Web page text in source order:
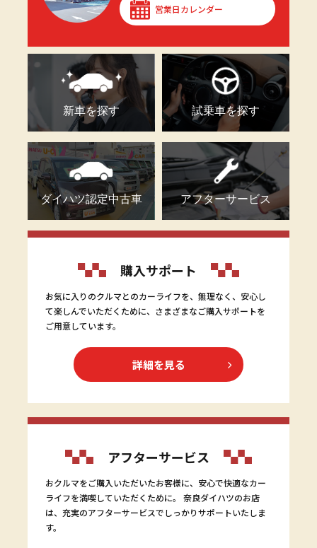
営業日カレンダー
新車を探す 試乗車を探す
ダイハツ認定中古車 アフターサービス
購入サポート
お気に入りのクルマとのカーライフを、無理なく、安心し
て楽しんでいただくために、さまざまなご購入サポートを
ご用意しています。
詳細を見る
アフターサービス
おクルマをご購入いただいたお客様に、安心で快適なカー
ライフを満喫していただくために。 奈良ダイハツのお店
は、充実のアフターサービスでしっかりサポートいたしま
す。